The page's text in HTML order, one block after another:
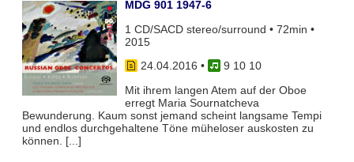
MDG 901 1947-6
1 CD/SACD stereo/surround • 72min •
2015
24.04.2016 •
9 10 10
Mit ihrem langen Atem auf der Oboe
erregt Maria Sournatcheva
Bewunderung. Kaum sonst jemand scheint langsame Tempi
und endlos durchgehaltene Töne müheloser auskosten zu
können. [...]